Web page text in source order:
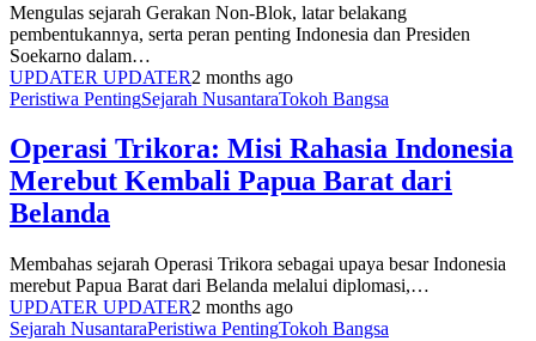
Mengulas sejarah Gerakan Non-Blok, latar belakang
pembentukannya, serta peran penting Indonesia dan Presiden
Soekarno dalam…
UPDATER UPDATER2 months ago
Peristiwa PentingSejarah NusantaraTokoh Bangsa
Operasi Trikora: Misi Rahasia Indonesia
Merebut Kembali Papua Barat dari
Belanda
Membahas sejarah Operasi Trikora sebagai upaya besar Indonesia
merebut Papua Barat dari Belanda melalui diplomasi,…
UPDATER UPDATER2 months ago
Sejarah NusantaraPeristiwa PentingTokoh Bangsa